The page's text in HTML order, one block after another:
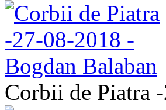
Corbii de Piatra